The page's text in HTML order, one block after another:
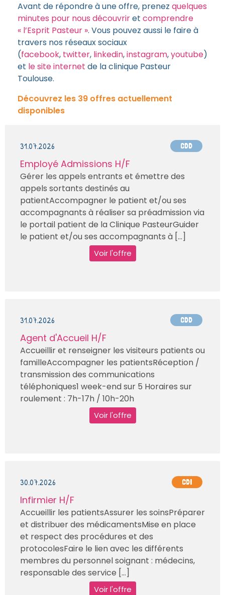
Avant de répondre à une offre, prenez quelques
minutes pour nous découvriret comprendre
« l’Esprit Pasteur ». Vous pouvez aussi le faire à
travers nos réseaux sociaux
(facebook, twitter, linkedin,instagram,youtube)
et le site internet de la clinique Pasteur
Toulouse.
Découvrez les 39 offres actuellement
disponibles
31.07.2026 CDD
Employé Admissions H/F
Gérer les appels entrants et émettre des
appels sortants destinés au
patientAccompagner le patient et/ou ses
accompagnants à réaliser sa préadmission via
le portail patient de la Clinique PasteurGuider
le patient et/ou ses accompagnants à [...]
Voir l'offre
31.07.2026 CDD
Agent d'Accueil H/F
Accueillir et renseigner les visiteurs patients ou
familleAccompagner les patientsRéception /
transmission des communications
téléphoniques1 week-end sur 5 Horaires sur
roulement : 7h-17h / 10h-20h
Voir l'offre
30.07.2026 CDI
Infirmier H/F
Accueillir les patientsAssurer les soinsPréparer
et distribuer des médicamentsMise en place
et respect des procédures et des
protocolesFaire le lien avec les différents
membres du personnel soignant : médecins,
responsable des service [...]
Voir l'offre